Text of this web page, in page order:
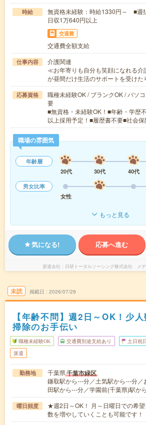
時給
無資格未経験：時給1330円～ ■
日収1万640円以上
交通費
交通費全額支給
仕事内容
介護関連
≪お年寄りも自分も笑顔になれる
が昼間だけ生活のサポートを受け
応募資格
職種未経験OK / ブランクOK / パソ
要
■無資格・未経験OK！■年齢・学歴
以上採用予定！■履歴書不要■社会
職場の雰囲気
年齢層
20代
30代 40代
男女比率
女性
もっと見る
気になる! 応募へ進む
派遣会社 日研トータルソーシング株式会社 メ
未読 掲載日 2026/07/29
【年齢不問】週2日～OK！少
掃除のお手伝い
職種未経験OK 交通費別途支給あり 土日祝
派遣
勤務地 千葉県千葉市緑区
鎌取駅から---分／土気駅から---分
田駅から---分／学園前(千葉県)駅か
曜日頻度
★週2日～OK！ 月～日曜日での希
数を増やしていくことも可能です！